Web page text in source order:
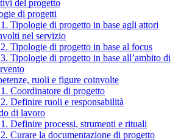
del progetto
di progetti
Tipologie di progetto in base agli attori
nel servizio
Tipologie di progetto in base al focus
Tipologie di progetto in base all’ambito di
ruoli e figure coinvolte
Coordinatore di progetto
Definire ruoli e responsabilità
di lavoro
Definire processi, strumenti e rituali
Curare la documentazione di progetto